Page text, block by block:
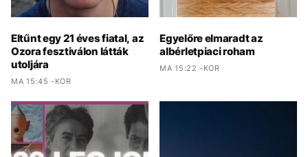
Eltűnt egy 21 éves fiatal, az
Ozora fesztiválon látták
utoljára
MA 15:45 -KOR
Egyelőre elmaradt az
albérletpiaci roham
MA 15:22 -KOR